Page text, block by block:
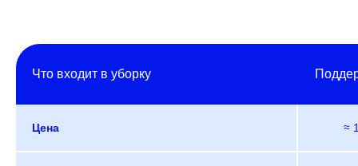
Что входит в уборку
Цена ≈